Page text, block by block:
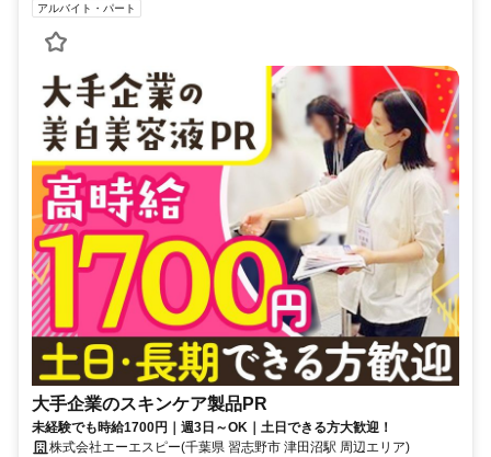
アルバイト・パート
大手企業のスキンケア製品PR
未経験でも時給1700円｜週3日～OK｜土日できる方大歓迎！
株式会社エーエスピー(千葉県 習志野市 津田沼駅 周辺エリア)